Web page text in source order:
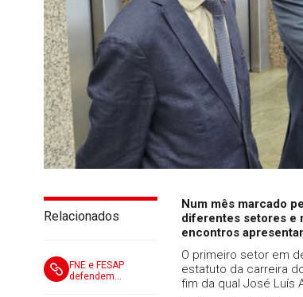
Relacionados
FNE e FESAP
defendem
Num mês marcado
diferentes setores e
encontros
O primeiro setor em
estatuto da carreira
fim da qual José Luís